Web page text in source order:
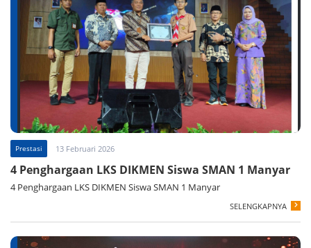
Prestasi 13 Februari 2026
4 Penghargaan LKS DIKMEN Siswa SMAN 1 Manyar
4 Penghargaan LKS DIKMEN Siswa SMAN 1 Manyar
SELENGKAPNYA